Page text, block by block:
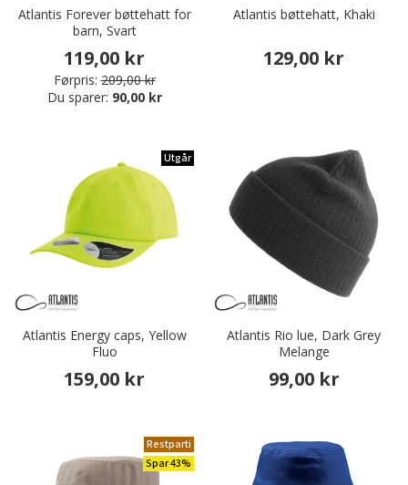
Atlantis Forever bøttehatt for
barn, Svart
119,00 kr
Førpris: 209,00 kr
Du sparer: 90,00 kr
Atlantis bøttehatt, Khaki
129,00 kr
Utgår
Atlantis Energy caps, Yellow
Fluo
159,00 kr
Atlantis Rio lue, Dark Grey
Melange
99,00 kr
Restparti
Spar 43%